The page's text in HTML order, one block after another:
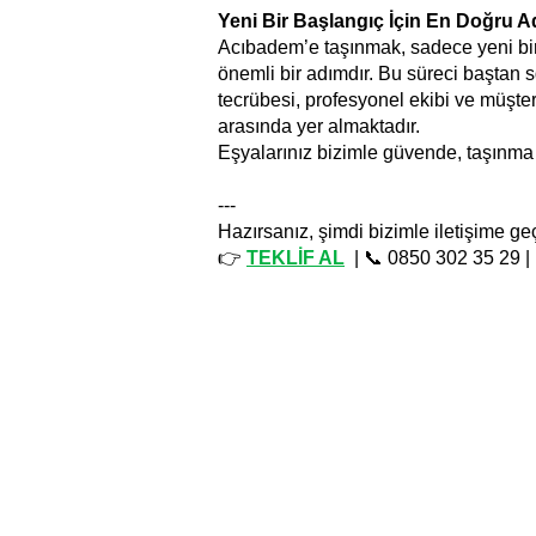
Yeni Bir Başlangıç İçin En Doğru
Acıbadem’e taşınmak, sadece yeni
önemli bir adımdır. Bu süreci baştan
tecrübesi, profesyonel ekibi ve
arasında yer almaktadır.
Eşyalarınız bizimle güvende,
---
Hazırsanız, şimdi bizimle iletişime
👉 TEKLİF AL | 📞 0850 302 35 29 |